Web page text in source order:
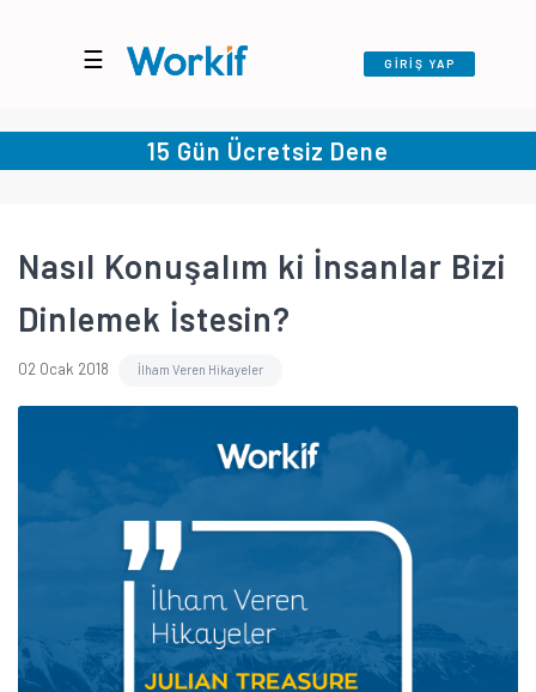
☰ GİRİŞ YAP
15 Gün Ücretsiz Dene
Nasıl Konuşalım ki İnsanlar Bizi
Dinlemek İstesin?
02 Ocak 2018 İlham Veren Hikayeler